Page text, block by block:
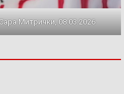
Митрички, 08.03.2026